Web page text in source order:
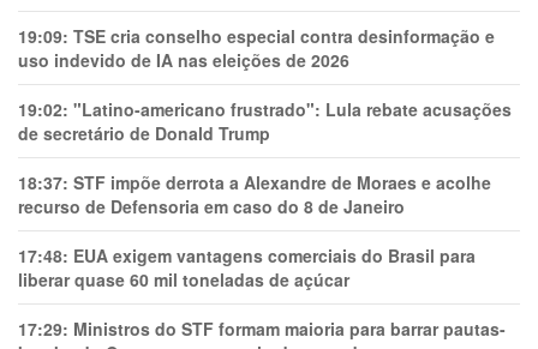
19:09: TSE cria conselho especial contra desinformação e
uso indevido de IA nas eleições de 2026
19:02: "Latino-americano frustrado": Lula rebate acusações
de secretário de Donald Trump
18:37: STF impõe derrota a Alexandre de Moraes e acolhe
recurso de Defensoria em caso do 8 de Janeiro
17:48: EUA exigem vantagens comerciais do Brasil para
liberar quase 60 mil toneladas de açúcar
17:29: Ministros do STF formam maioria para barrar pautas-